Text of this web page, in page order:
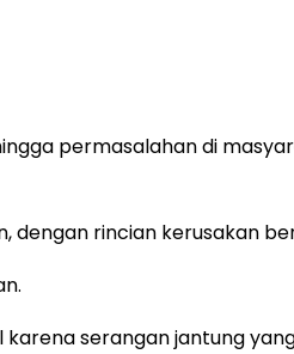
permasalahan di
rincian kerusakan
serangan jantung